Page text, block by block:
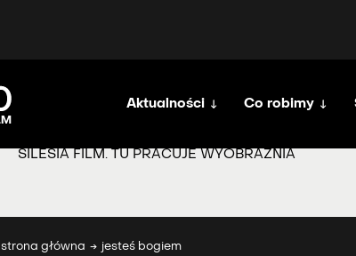
Aktualności Co robimy
SILESIA FILM. TU PRACUJE WYOBRAŹNIA
strona główna jesteś bogiem